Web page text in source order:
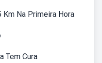
Na Primeira Hora
Tem Cura